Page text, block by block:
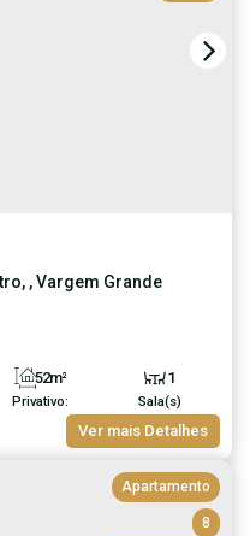
,Vargem Grande
Privativo:
52m² 1
Sala(s)
Ver mais Detalhes
8
Apartamento